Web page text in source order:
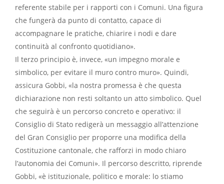
referente stabile per i rapporti con i Comuni. Una figura
che fungerà da punto di contatto, capace di
accompagnare le pratiche, chiarire i nodi e dare
continuità al confronto quotidiano».
Il terzo principio è, invece, «un impegno morale e
simbolico, per evitare il muro contro muro». Quindi,
assicura Gobbi, «la nostra promessa è che questa
dichiarazione non resti soltanto un atto simbolico. Quel
che seguirà è un percorso concreto e operativo: il
Consiglio di Stato redigerà un messaggio all’attenzione
del Gran Consiglio per proporre una modifica della
Costituzione cantonale, che rafforzi in modo chiaro
l’autonomia dei Comuni». Il percorso descritto, riprende
Gobbi, «è istituzionale, politico e morale: lo stiamo